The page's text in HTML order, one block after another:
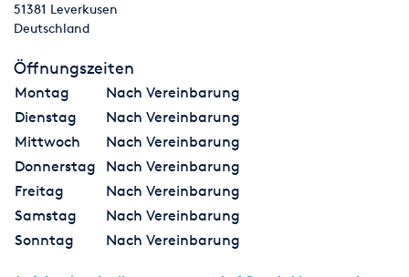
51381 Leverkusen
Deutschland
Öffnungszeiten
Montag
Nach Vereinbarung
Dienstag
Nach Vereinbarung
Mittwoch
Nach Vereinbarung
Donnerstag
Nach Vereinbarung
Freitag
Nach Vereinbarung
Samstag
Nach Vereinbarung
Sonntag
Nach Vereinbarung